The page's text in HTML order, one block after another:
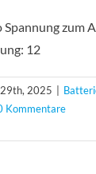
Spannung zum
12
29th, 2025 |
Kommentare